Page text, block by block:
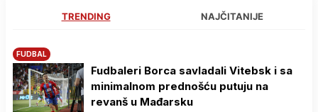
TRENDING NAJČITANIJE
FUDBAL
Fudbaleri Borca savladali Vitebsk i sa
minimalnom prednošću putuju na
revanš u Mađarsku